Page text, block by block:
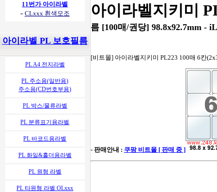
11번가 아이라벨
- CLxxx 흰색모조
아이라벨 PL 보호필름
PL A4 전지라벨
PL 주소용(일반용)
주소용(CD번호부용)
PL 박스/물류라벨
PL 분류표기용라벨
PL 바코드용라벨
PL 화일&홀더용라벨
PL 원형 라벨
PL 타원형 라벨 OLxxx
아이라벨지키미
름 [100매/권당] 98.8x92.7mm -
[비트몰] 아이라벨지키미 PL223 100매 6칸
- 판매안내 : 쿠팡 비트몰 [ 판매 중 ]